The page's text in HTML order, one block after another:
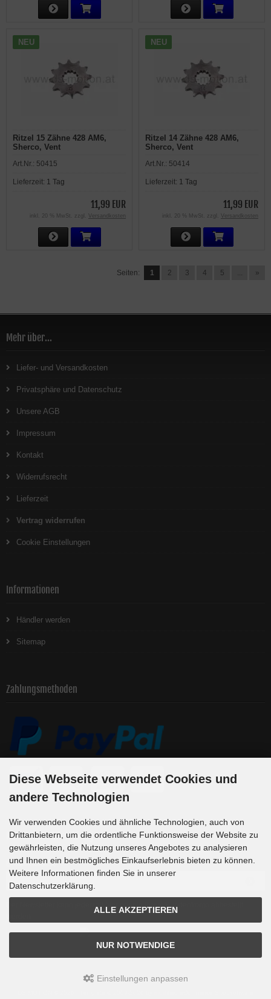
NEU
Ritzel 15 Zähne 428 AM6,
Sherco, Vent
Art.Nr.: 50415
Lieferzeit: 1 Tag
11,99 EUR
inkl. 20 % MwSt. zzgl. Versandkosten
NEU
Ritzel 14 Zähne 428 AM6,
Sherco, Vent
Art.Nr.: 50414
Lieferzeit: 1 Tag
11,99 EUR
inkl. 20 % MwSt. zzgl. Versandkosten
Seiten: 1 2 3 4 5 ... »
Mehr über...
Liefer- und Versandkosten
Privatsphäre und Datenschutz
Unsere AGB
Impressum
Kontakt
Widerrufsrecht
Lieferzeit
Vertrag widerrufen
Cookie Einstellungen
Informationen
Händler werden
Sitemap
Zahlungsmethoden
Newsletter-Anmeldung
E-Mail-Adresse:
Der Newsletter kann jederzeit hier oder in Ihrem Kundenkonto abbestellt
Diese Webseite verwendet Cookies und
andere Technologien
Wir verwenden Cookies und ähnliche Technologien, auch von
Drittanbietern, um die ordentliche Funktionsweise der Website zu
gewährleisten, die Nutzung unseres Angebotes zu analysieren
und Ihnen ein bestmögliches Einkaufserlebnis bieten zu können.
Weitere Informationen finden Sie in unserer
Datenschutzerklärung.
ALLE AKZEPTIEREN
NUR NOTWENDIGE
Einstellungen anpassen